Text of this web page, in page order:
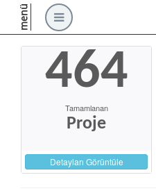
menü
464
Tamamlanan
Proje
Detayları Görüntüle